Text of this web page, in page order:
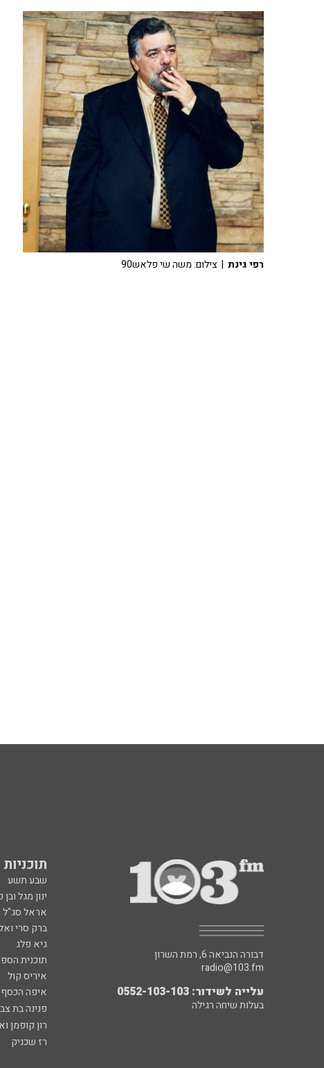
רפי גינת | צילום: משה שי פלאש90
תוכניות 103fm
שבע תשע
ינון מגל
אראל סג"ל
ברק סרי
גיא פלג
תוכנית
איריס קול
איפה הכסף
פנינה בת
רון קופמן
רז שכניק
דבורה הנביאה 6, רמת השרון
radio@103.fm
עלייה לשידור: 0552-103-103
בעלות שיחה רגילה